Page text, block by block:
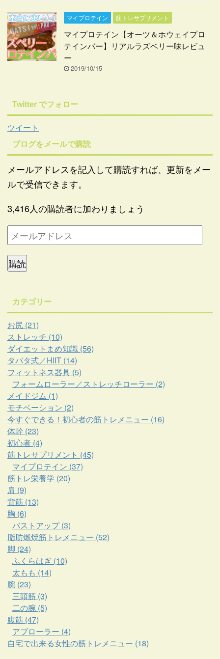
マイプロテイン 筋トレサプリメント
マイプロテイン【オーツ＆ホウェイプロ
テインバー】リアルラズベリー味レビュ
ー
2019/10/15
Twitter でフォロー
ツイート
ブログをメールで購読
メールアドレスを記入して購読すれば、更新をメー
ルで受信できます。
3,416人の購読者に加わりましょう
購読
カテゴリー
お尻 (21)
ストレッチ (10)
ダイエットまめ知識 (56)
タバタ式／HIIT (14)
フィットネス器具 (5)
フォームローラー／ストレッチローラー (2)
メイドジム (1)
モチベーション (2)
今すぐできる！初心者の筋トレメニュー (16)
体幹 (23)
初心者 (4)
筋トレサプリメント (45)
マイプロテイン (37)
筋トレ栄養学 (20)
肩 (9)
背筋 (13)
胸 (6)
バストアップ (3)
脂肪燃焼筋トレメニュー (52)
脚 (24)
ふくらはぎ (10)
太もも (14)
腕 (23)
三頭筋 (3)
二の腕 (5)
腹筋 (47)
アブローラー (4)
自宅で出来る女性の筋トレメニュー (18)